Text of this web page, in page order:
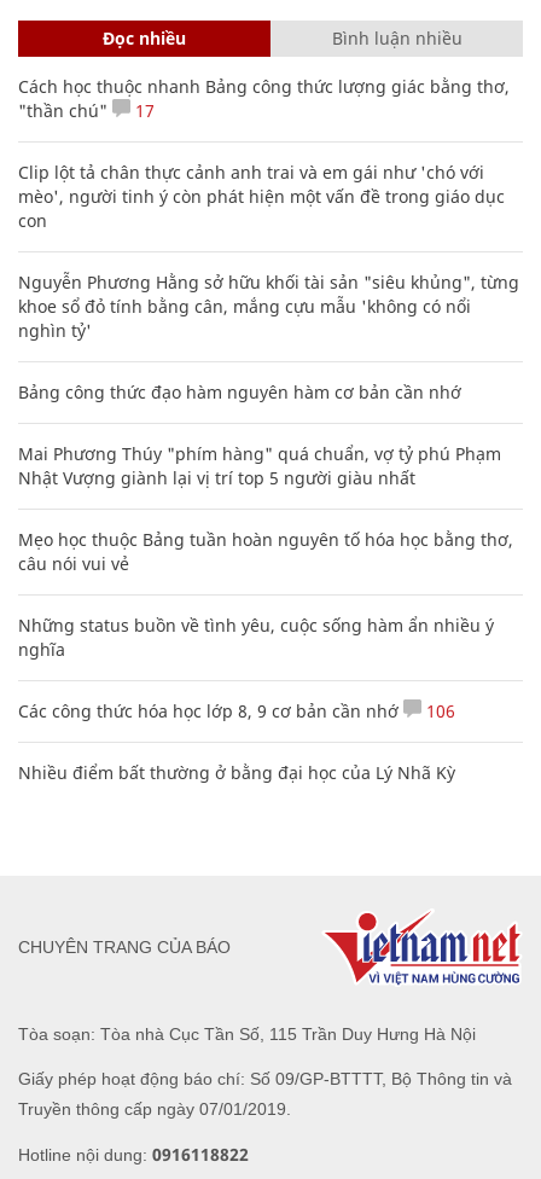
Đọc nhiều Bình luận nhiều
Cách học thuộc nhanh Bảng công thức lượng giác bằng thơ,
"thần chú"
17
Clip lột tả chân thực cảnh anh trai và em gái như 'chó với
mèo', người tinh ý còn phát hiện một vấn đề trong giáo dục
con
Nguyễn Phương Hằng sở hữu khối tài sản "siêu khủng", từng
khoe sổ đỏ tính bằng cân, mắng cựu mẫu 'không có nổi
nghìn tỷ'
Bảng công thức đạo hàm nguyên hàm cơ bản cần nhớ
Mai Phương Thúy "phím hàng" quá chuẩn, vợ tỷ phú Phạm
Nhật Vượng giành lại vị trí top 5 người giàu nhất
Mẹo học thuộc Bảng tuần hoàn nguyên tố hóa học bằng thơ,
câu nói vui vẻ
Những status buồn về tình yêu, cuộc sống hàm ẩn nhiều ý
nghĩa
Các công thức hóa học lớp 8, 9 cơ bản cần nhớ 106
Nhiều điểm bất thường ở bằng đại học của Lý Nhã Kỳ
Tòa soạn: Tòa nhà Cục Tần Số, 115 Trần Duy Hưng Hà Nội
Giấy phép hoạt động báo chí: Số 09/GP-BTTTT, Bộ Thông tin và
Truyền thông cấp ngày 07/01/2019.
Hotline nội dung: 0916118822
CHUYÊN TRANG CỦA BÁO